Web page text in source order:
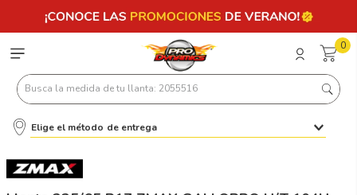
0
Busca la medida de tu llanta: 2055516
Elige el método de entrega
Términos más buscados